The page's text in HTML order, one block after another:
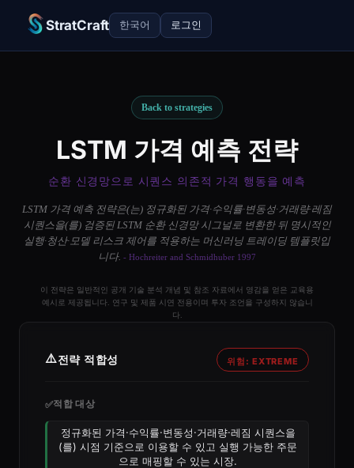
StratCraft 한국어 로그인
Back to strategies
LSTM 가격 예측 전략
순환 신경망으로 시퀀스 의존적 가격 행동을 예측
LSTM 가격 예측 전략은(는) 정규화된 가격·수익률·변동성·거래량·레짐
시퀀스을(를) 검증된 LSTM 순환 신경망 시그널로 변환한 뒤 명시적인
실행·청산·모델 리스크 제어를 적용하는 머신러닝 트레이딩 템플릿입
니다. - Hochreiter and Schmidhuber 1997
이 전략은 일반적인 공개 기술 분석 개념 및 참조 자료에서 영감을 얻은 교육용
예시로 제공됩니다. 연구 및 제품 시연 전용이며 투자 조언을 구성하지 않습니
다.
⚠️전략 적합성 위험: EXTREME
✅적합 대상
정규화된 가격·수익률·변동성·거래량·레짐 시퀀스을
(를) 시점 기준으로 이용할 수 있고 실행 가능한 주문
으로 매핑할 수 있는 시장.